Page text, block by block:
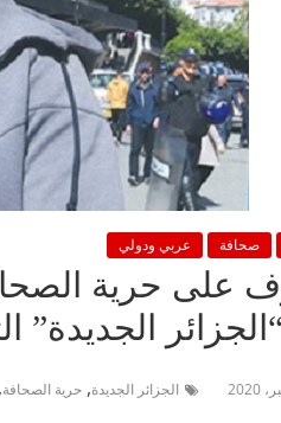
صحافة عربي ودولي
على حرية
الجديدة”
الجزائر الجديدة, حرية الصحافة,